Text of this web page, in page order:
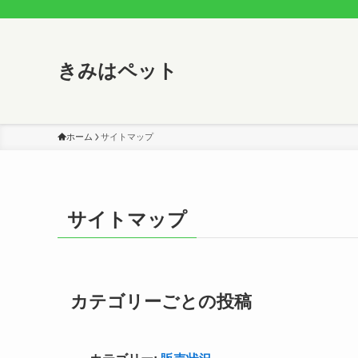
きみはペット
ホーム サイトマップ
サイトマップ
カテゴリーごとの投稿